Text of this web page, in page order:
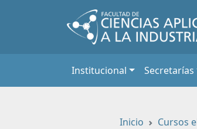
Institucional Secretarías
Inicio Cursos